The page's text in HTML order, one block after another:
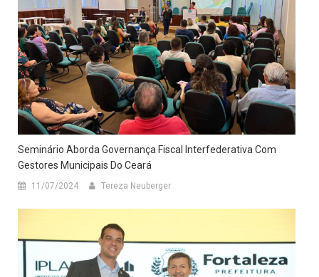
Seminário Aborda Governança Fiscal Interfederativa Com
Gestores Municipais Do Ceará
11/07/2024 Tereza Neuberger